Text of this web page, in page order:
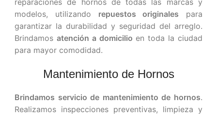
reparaciones de hornos de todas las marcas y
modelos, utilizando repuestos originales para
garantizar la durabilidad y seguridad del arreglo.
Brindamos atención a domicilio en toda la ciudad
para mayor comodidad.
Mantenimiento de Hornos
Brindamos servicio de mantenimiento de hornos.
Realizamos inspecciones preventivas, limpieza y